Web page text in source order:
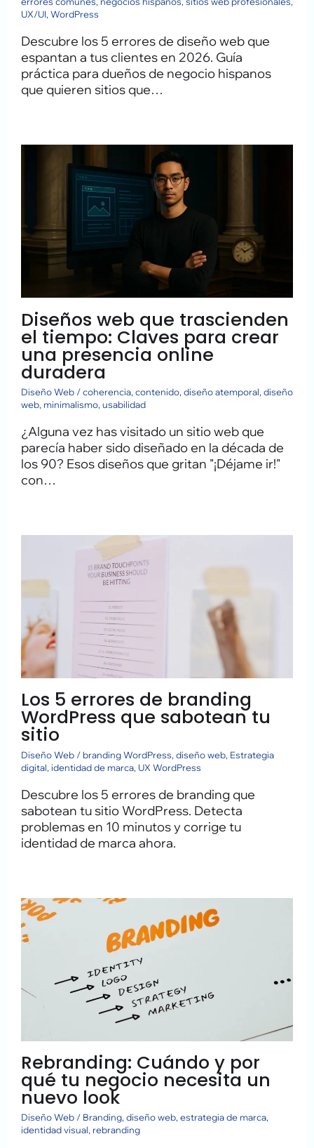
UX/UI, WordPress
Descubre los 5 errores de diseño web que
espantan a tus clientes en 2026. Guía
práctica para dueños de negocio hispanos
que quieren sitios que…
Diseños web que trascienden
el tiempo: Claves para crear
una presencia online
duradera
Diseño Web/coherencia, contenido, diseño atemporal, diseño
web, minimalismo, usabilidad
¿Alguna vez has visitado un sitio web que
parecía haber sido diseñado en la década de
los 90? Esos diseños que gritan "¡Déjame ir!"
con…
Los 5 errores de branding
WordPress que sabotean tu
sitio
Diseño Web/ branding WordPress, diseño web, Estrategia
digital, identidad de marca, UX WordPress
Descubre los 5 errores de branding que
sabotean tu sitio WordPress. Detecta
problemas en 10 minutos y corrige tu
identidad de marca ahora.
Rebranding: Cuándo y por
qué tu negocio necesita un
nuevo look
Diseño Web/ Branding,diseño web,estrategia de marca,
identidad visual, rebranding